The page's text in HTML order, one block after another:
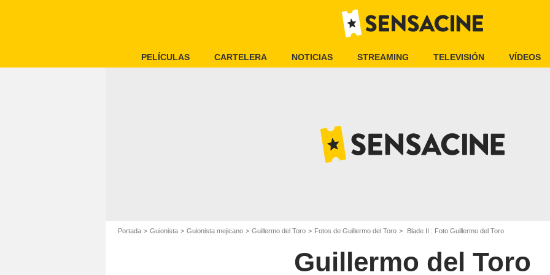
PELÍCULAS CARTELERA NOTICIAS STREAMING TELEVISIÓN VÍDEOS
Portada Guionista Guionista mejicano Guillermo del Toro Fotos de Guillermo del Toro Blade II : Foto Guillermo del Toro
Guillermo del Toro